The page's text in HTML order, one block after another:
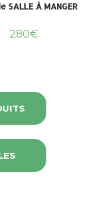
SALLE À MANGER
280€